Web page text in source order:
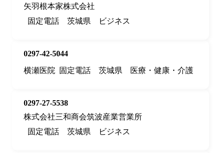
矢羽根本家株式会社
固定電話
茨城県 ビジネス
0297-42-5044
横瀬医院
固定電話 茨城県 医療・健康・介護
0297-27-5538
株式会社三和商会筑波産業営業所
固定電話
茨城県 ビジネス